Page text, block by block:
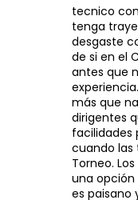
tecnico
tenga
desgaste
de si en el
antes que
más que
dirigentes
facilidades
cuando las
Torneo.
una
es paisano